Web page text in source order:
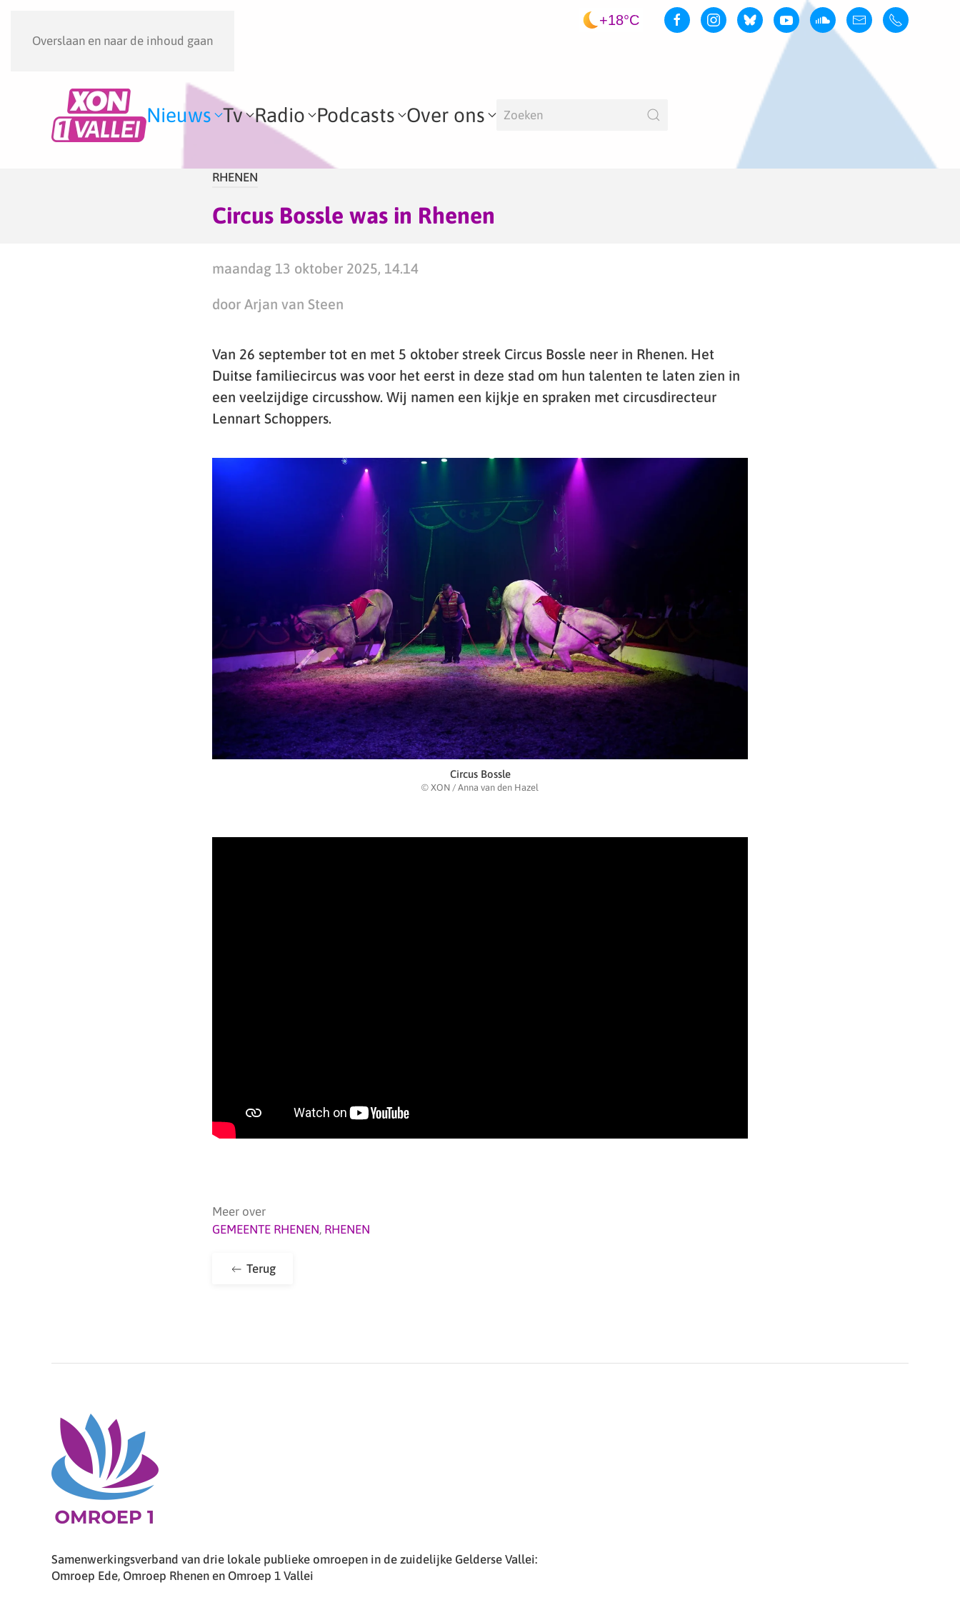
Overslaan en naar de inhoud gaan
+18°C
Nieuws Tv Radio Podcasts Over ons
RHENEN
Circus Bossle was in Rhenen
maandag 13 oktober 2025, 14.14
door Arjan van Steen
Van 26 september tot en met 5 oktober streek Circus Bossle neer in Rhenen. Het
Duitse familiecircus was voor het eerst in deze stad om hun talenten te laten zien in
een veelzijdige circusshow. Wij namen een kijkje en spraken met circusdirecteur
Lennart Schoppers.
Circus Bossle
© XON / Anna van den Hazel
Meer over
GEMEENTE RHENEN, RHENEN
Terug
Samenwerkingsverband van drie lokale publieke omroepen in de zuidelijke Gelderse Vallei:
Omroep Ede, Omroep Rhenen en Omroep 1 Vallei